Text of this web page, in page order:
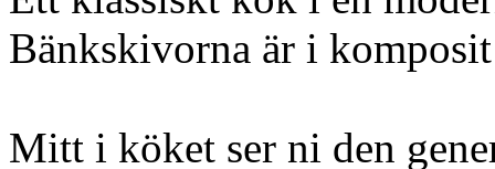
Bänkskivorna är i
Mitt i köket ser ni den